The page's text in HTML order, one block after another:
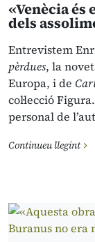
«Venècia
dels
Entrevistem
pèrdues, la
Europa, i de
col·lecció
personal de
Continueu llegint